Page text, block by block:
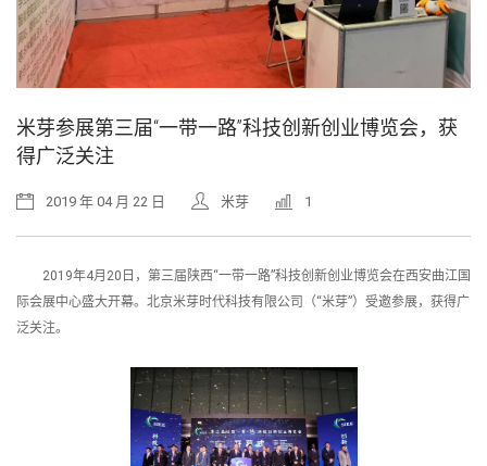
米芽参展第三届“一带一路”科技创新创业博览会，获
得广泛关注
2019 年 04 月 22 日 米芽 1
2019年4月20日，第三届陕西“一带一路”科技创新创业博览会在西安曲江国
际会展中心盛大开幕。北京米芽时代科技有限公司（“米芽”）受邀参展，获得广
泛关注。